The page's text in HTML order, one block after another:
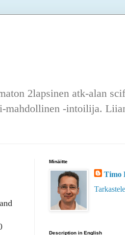
2lapsinen atk-alan
mahdollinen -intoilija.
Minäitte
Timo
Description in English